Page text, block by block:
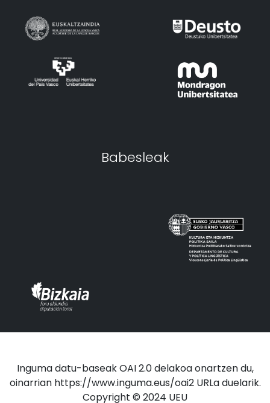
Babesleak
Inguma datu-baseak OAI 2.0 delakoa onartzen du,
oinarrian https://www.inguma.eus/oai2 URLa duelarik.
Copyright © 2024 UEU